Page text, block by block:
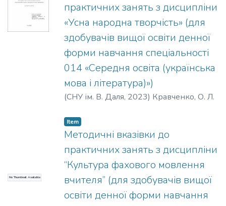
практичних занять з дисципліни
«Усна народна творчість» (для
здобувачів вищої освіти денної
форми навчання спеціальності
014 «Середня освіта (українська
мова і література)»)
(СНУ ім. В. Даля, 2023) Кравченко, О. Л.
No Thumbnail Available
Item
Методичні вказівки до
практичних занять з дисципліни
“Культура фахового мовлення
вчителя” (для здобувачів вищої
освіти денної форми навчання